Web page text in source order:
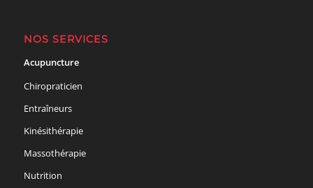
NOS SERVICES
Acupuncture
Chiropraticien
Entraîneurs
Kinésithérapie
Massothérapie
Nutrition